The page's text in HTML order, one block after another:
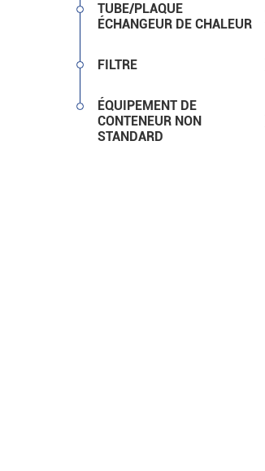
TUBE/PLAQUE
ÉCHANGEUR DE CHALEUR
FILTRE
ÉQUIPEMENT DE
CONTENEUR NON
STANDARD